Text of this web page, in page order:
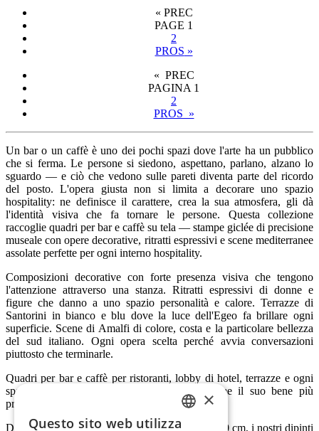
« PREC
PAGE 1
2
PROS »
« PREC
PAGINA 1
2
PROS »
Un bar o un caffè è uno dei pochi spazi dove l'arte ha un pubblico
che si ferma. Le persone si siedono, aspettano, parlano, alzano lo
sguardo — e ciò che vedono sulle pareti diventa parte del ricordo
del posto. L'opera giusta non si limita a decorare uno spazio
hospitality: ne definisce il carattere, crea la sua atmosfera, gli dà
l'identità visiva che fa tornare le persone. Questa collezione
raccoglie quadri per bar e caffè su tela — stampe giclée di precisione
museale con opere decorative, ritratti espressivi e scene mediterranee
assolate perfette per ogni interno hospitality.
Composizioni decorative con forte presenza visiva che tengono
l'attenzione attraverso una stanza. Ritratti espressivi di donne e
figure che danno a uno spazio personalità e calore. Terrazze di
Santorini in bianco e blu dove la luce dell'Egeo fa brillare ogni
superficie. Scene di Amalfi di colore, costa e la particolare bellezza
del sud italiano. Ogni opera scelta perché avvia conversazioni
piuttosto che terminarle.
Quadri per bar e caffè per ristoranti, lobby di hotel, terrazze e ogni
spazio hospitality che intende l'atmosfera come il suo bene più
prezioso.
Disponibili anche in grandi formati fino a 90×120 cm, i nostri dipinti
×
Questo sito web utilizza